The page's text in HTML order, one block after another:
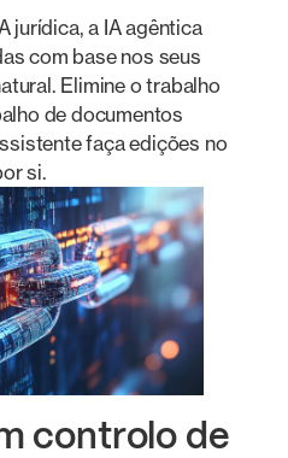
jurídica, a IA agêntica
com base nos seus
Elimine o trabalho
de documentos
faça edições no
si.
controlo de